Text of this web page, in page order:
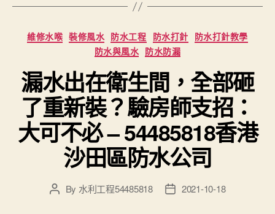
Categories
維修水喉 裝修風水 防水工程 防水打針 防水打針教學
防水與風水 防水防漏
漏水出在衛生間，全部砸
了重新裝？驗房師支招：
大可不必 – 54485818香港
沙田區防水公司
PostBy 水利工程54485818
Post2021-10-18